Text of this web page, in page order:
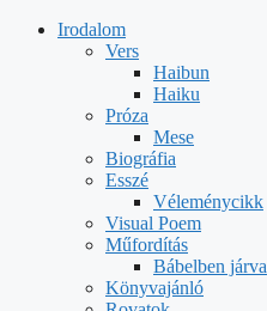
Irodalom
Vers
Haibun
Haiku
Próza
Mese
Biográfia
Esszé
Véleménycikk
Visual Poem
Műfordítás
Bábelben járva
Könyvajánló